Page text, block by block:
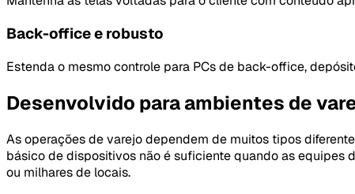
Back-office e robusto
Estenda o mesmo controle para PCs de back-office,
Desenvolvido para ambientes de
As operações de varejo dependem de muitos tipos
básico de dispositivos não é suficiente quando as equipes
ou milhares de locais.